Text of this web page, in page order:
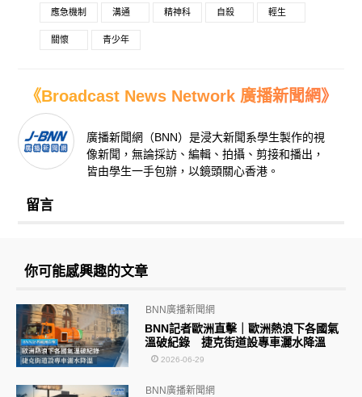
應急機制 溝通 精神科 自殺 輕生
關懷 青少年
《Broadcast News Network 廣播新聞網》
廣播新聞網（BNN）是浸大新聞系學生製作的視
像新聞，無論採訪、編輯、拍攝、剪接和播出，
皆由學生一手包辦，以鏡頭關心香港。
留言
你可能感興趣的文章
BNN記者歐洲直擊｜歐洲熱浪下各國氣
溫破紀錄 捷克街道設專車灑水降溫
BNN廣播新聞網
2026-06-29
BNN廣播新聞網